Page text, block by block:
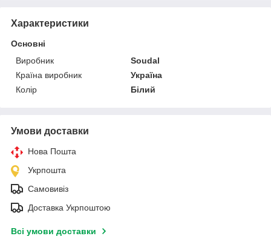
Характеристики
Основні
Виробник
Soudal
Країна виробник
Україна
Колір
Білий
Умови доставки
Нова Пошта
Укрпошта
Самовивіз
Доставка Укрпоштою
Всі умови доставки